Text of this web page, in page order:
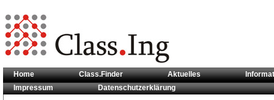
Sie sind hier:Klassifikationsstandards>> ETIM
Home Class.Finder Aktuelles
Impressum
Datenschutzerklärung